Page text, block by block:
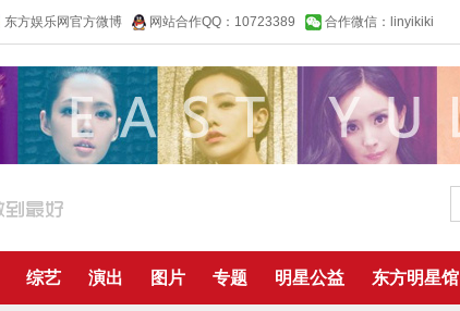
东方娱乐网官方微博 网站合作QQ：10723389 合作微信：linyikiki
综艺 演出 图片 专题 明星公益 东方明星馆